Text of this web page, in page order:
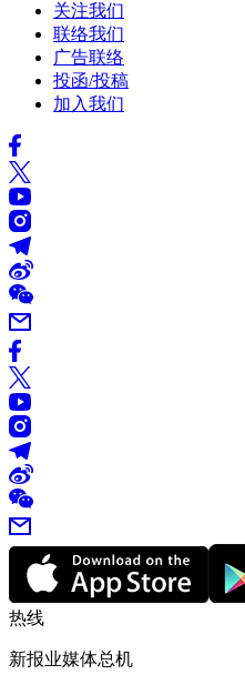
关注我们
联络我们
广告联络
投函/投稿
加入我们
热线
新报业媒体总机